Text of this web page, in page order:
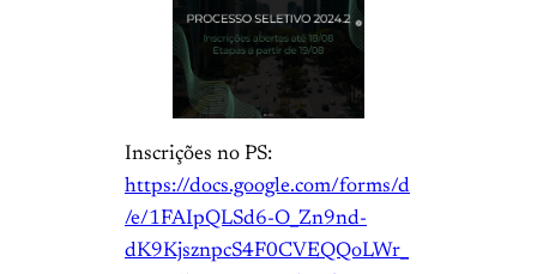
Inscrições no PS:
https://docs.google.com/forms/d
/e/1FAIpQLSd6-O_Zn9nd-
dK9KjsznpcS4F0CVEQQoLWr_